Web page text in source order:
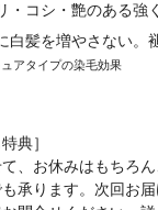
・コシ・艶のある強
白髪を増やさない。
アタイプの染毛効果
典］
、お休みはもちろ
承ります。次回お